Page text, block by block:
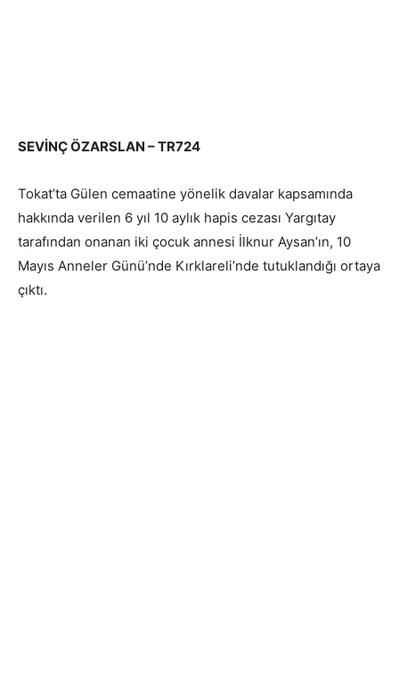
SEVİNÇ ÖZARSLAN – TR724
Tokat’ta Gülen cemaatine yönelik davalar kapsamında
hakkında verilen 6 yıl 10 aylık hapis cezası Yargıtay
tarafından onanan iki çocuk annesi İlknur Aysan’ın, 10
Mayıs Anneler Günü’nde Kırklareli’nde tutuklandığı ortaya
çıktı.